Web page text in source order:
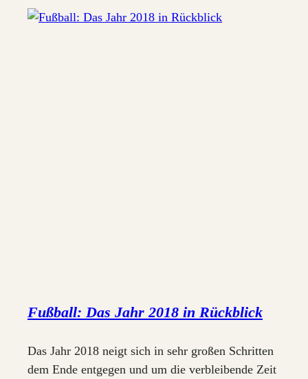
Fußball: Das Jahr 2018 in Rückblick
Das Jahr 2018 neigt sich in sehr großen Schritten
dem Ende entgegen und um die verbleibende Zeit